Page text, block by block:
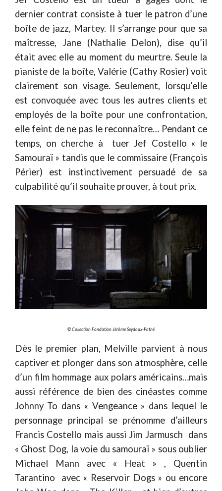
dernier contrat consiste à tuer le patron d’une
boîte de jazz, Martey. Il s’arrange pour que sa
maîtresse, Jane (Nathalie Delon), dise qu’il
était avec elle au moment du meurtre. Seule la
pianiste de la boîte, Valérie (Cathy Rosier) voit
clairement son visage. Seulement, lorsqu’elle
est convoquée avec tous les autres clients et
employés de la boîte pour une confrontation,
elle feint de ne pas le reconnaître… Pendant ce
temps, on cherche à tuer Jef Costello « le
Samouraï » tandis que le commissaire (François
Périer) est instinctivement persuadé de sa
culpabilité qu’il souhaite prouver, à tout prix.
© Collection Fondation Jérôme Seydoux-Pathé
Dès le premier plan, Melville parvient à nous
captiver et plonger dans son atmosphère, celle
d’un film hommage aux polars américains…mais
aussi référence de bien des cinéastes comme
Johnny To dans « Vengeance » dans lequel le
personnage principal se prénomme d’ailleurs
Francis Costello mais aussi Jim Jarmusch dans
« Ghost Dog, la voie du samouraï » sous oublier
Michael Mann avec « Heat » , Quentin
Tarantino avec « Reservoir Dogs » ou encore